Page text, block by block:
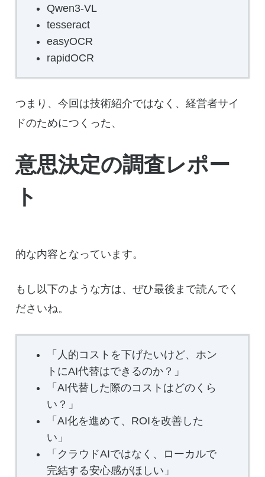
Qwen3-VL
tesseract
easyOCR
rapidOCR
つまり、今回は技術紹介ではなく、経営者サイ
ドのためにつくった、
意思決定の調査レポー
ト
的な内容となっています。
もし以下のような方は、ぜひ最後まで読んでく
ださいね。
「人的コストを下げたいけど、ホン
トにAI代替はできるのか？」
「AI代替した際のコストはどのくら
い？」
「AI化を進めて、ROIを改善した
い」
「クラウドAIではなく、ローカルで
完結する安心感がほしい」